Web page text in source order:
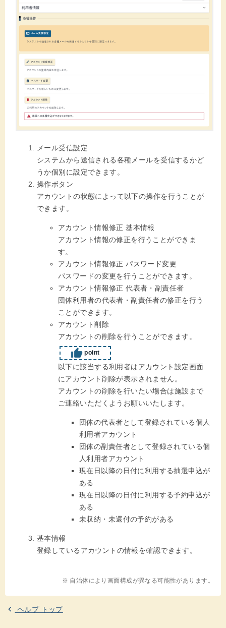
メール受信設定
システムから送信される各種メールを受信するかど
うか個別に設定できます。
操作ボタン
アカウントの状態によって以下の操作を行うことが
できます。
アカウント情報修正 基本情報
アカウント情報の修正を行うことができま
す。
アカウント情報修正 パスワード変更
パスワードの変更を行うことができます。
アカウント情報修正 代表者・副責任者
団体利用者の代表者・副責任者の修正を行う
ことができます。
アカウント削除
アカウントの削除を行うことができます。
point
以下に該当する利用者はアカウント設定画面
にアカウント削除が表示されません。
アカウントの削除を行いたい場合は施設まで
ご連絡いただくようお願いいたします。
団体の代表者として登録されている個人
利用者アカウント
団体の副責任者として登録されている個
人利用者アカウント
現在日以降の日付に利用する抽選申込が
ある
現在日以降の日付に利用する予約申込が
ある
未収納・未還付の予約がある
基本情報
登録しているアカウントの情報を確認できます。
※ 自治体により画面構成が異なる可能性があります。
ヘルプ トップ